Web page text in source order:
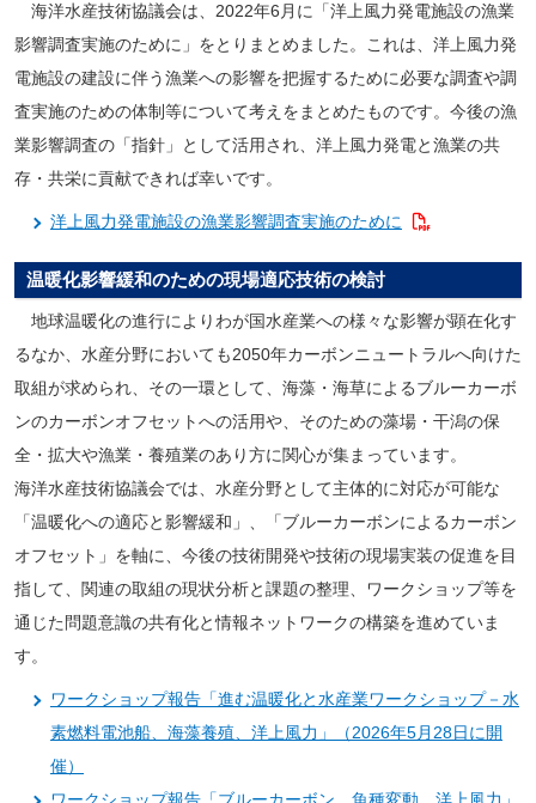
海洋水産技術協議会は、2022年6月に「洋上風力発電施設の漁業
影響調査実施のために」をとりまとめました。これは、洋上風力発
電施設の建設に伴う漁業への影響を把握するために必要な調査や調
査実施のための体制等について考えをまとめたものです。今後の漁
業影響調査の「指針」として活用され、洋上風力発電と漁業の共
存・共栄に貢献できれば幸いです。
洋上風力発電施設の漁業影響調査実施のために
温暖化影響緩和のための現場適応技術の検討
地球温暖化の進行によりわが国水産業への様々な影響が顕在化す
るなか、水産分野においても2050年カーボンニュートラルへ向けた
取組が求められ、その一環として、海藻・海草によるブルーカーボ
ンのカーボンオフセットへの活用や、そのための藻場・干潟の保
全・拡大や漁業・養殖業のあり方に関心が集まっています。
海洋水産技術協議会では、水産分野として主体的に対応が可能な
「温暖化への適応と影響緩和」、「ブルーカーボンによるカーボン
オフセット」を軸に、今後の技術開発や技術の現場実装の促進を目
指して、関連の取組の現状分析と課題の整理、ワークショップ等を
通じた問題意識の共有化と情報ネットワークの構築を進めていま
す。
ワークショップ報告「進む温暖化と水産業ワークショップ－水
素燃料電池船、海藻養殖、洋上風力」（2026年5月28日に開
催）